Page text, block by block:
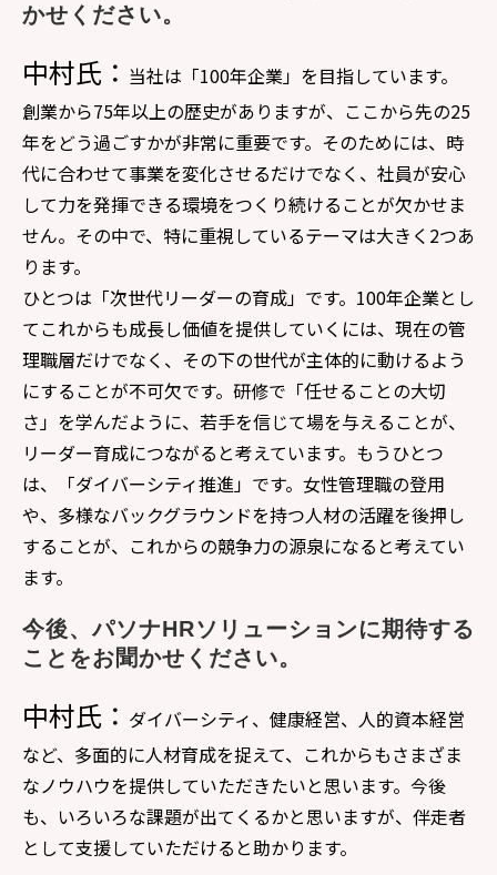
かせください。
中村氏： 当社は「100年企業」を目指しています。
創業から75年以上の歴史がありますが、ここから先の25
年をどう過ごすかが非常に重要です。そのためには、時
代に合わせて事業を変化させるだけでなく、社員が安心
して力を発揮できる環境をつくり続けることが欠かせま
せん。その中で、特に重視しているテーマは大きく2つあ
ります。
ひとつは「次世代リーダーの育成」です。100年企業とし
てこれからも成長し価値を提供していくには、現在の管
理職層だけでなく、その下の世代が主体的に動けるよう
にすることが不可欠です。研修で「任せることの大切
さ」を学んだように、若手を信じて場を与えることが、
リーダー育成につながると考えています。もうひとつ
は、「ダイバーシティ推進」です。女性管理職の登用
や、多様なバックグラウンドを持つ人材の活躍を後押し
することが、これからの競争力の源泉になると考えてい
ます。
今後、パソナHRソリューションに期待する
ことをお聞かせください。
中村氏： ダイバーシティ、健康経営、人的資本経営
など、多面的に人材育成を捉えて、これからもさまざま
なノウハウを提供していただきたいと思います。今後
も、いろいろな課題が出てくるかと思いますが、伴走者
として支援していただけると助かります。